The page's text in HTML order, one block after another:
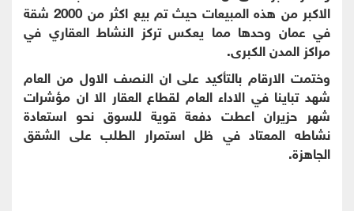
الاكبر من هذه المبيعات حيث تم بيع اكثر من 2000 شقة
في عمان وحدها مما يعكس تركز النشاط العقاري في
مراكز المدن الكبرى.
وختمت الارقام بالتأكيد على ان النصف الاول من العام
شهد تباينا في الاداء العام لقطاع العقار الا ان مؤشرات
شهر حزيران اعطت دفعة قوية للسوق نحو استعادة
نشاطه المعتاد في ظل استمرار الطلب على الشقق
الجاهزة.